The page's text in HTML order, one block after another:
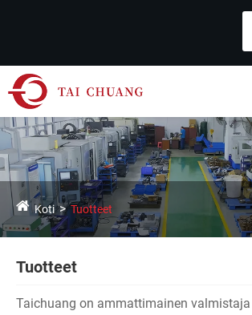
Koti Tuotteet
Tuotteet
Taichuang on ammattimainen